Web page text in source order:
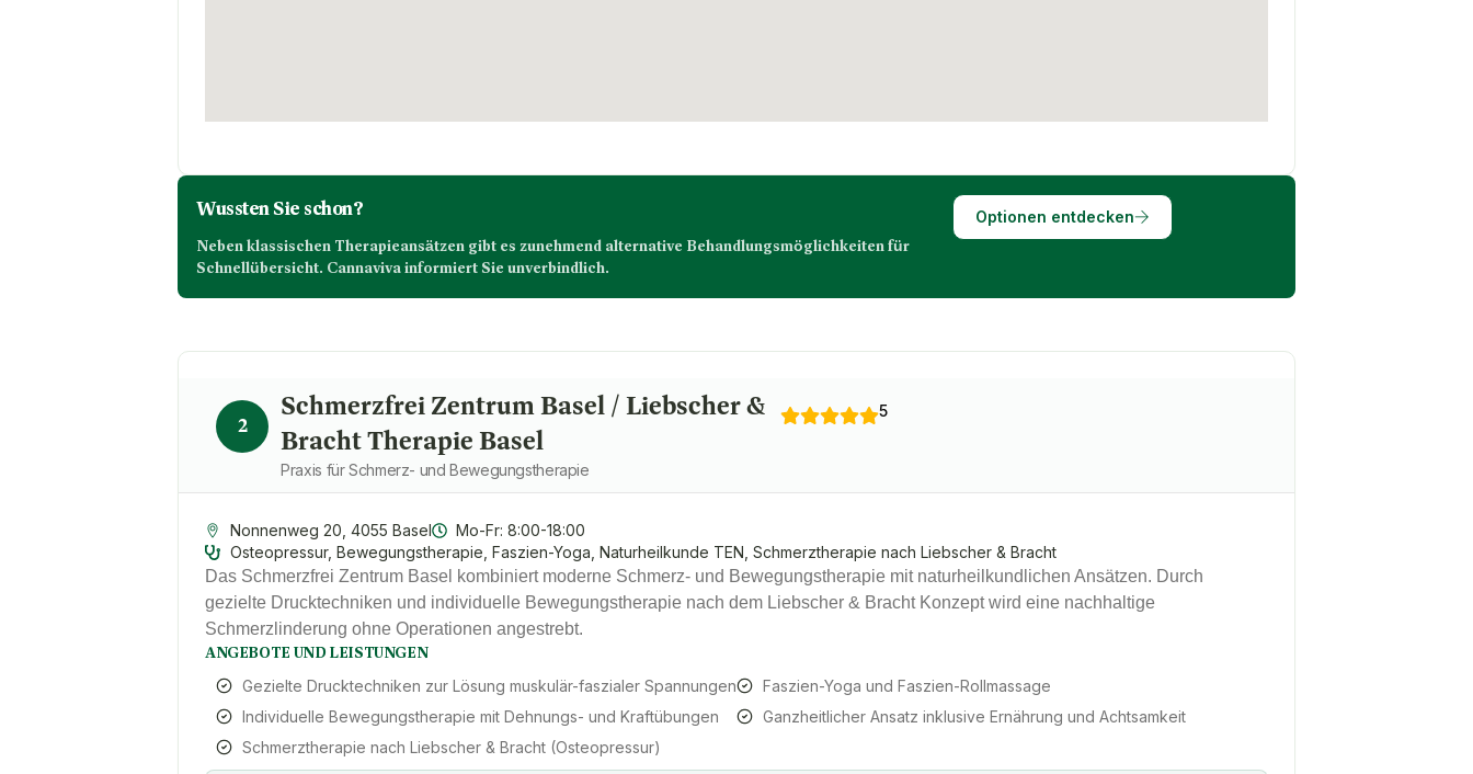
Wussten Sie schon?
Neben klassischen Therapieansätzen gibt es zunehmend alternative Behandlungsmöglichkeiten für
Schnellübersicht. Cannaviva informiert Sie unverbindlich.
Optionen entdecken
2
Schmerzfrei Zentrum Basel / Liebscher &
Bracht Therapie Basel
Praxis für Schmerz- und Bewegungstherapie
5
Nonnenweg 20, 4055 Basel
Mo-Fr: 8:00-18:00
Osteopressur, Bewegungstherapie, Faszien-Yoga, Naturheilkunde TEN, Schmerztherapie nach Liebscher & Bracht
Das Schmerzfrei Zentrum Basel kombiniert moderne Schmerz- und Bewegungstherapie mit naturheilkundlichen Ansätzen. Durch
gezielte Drucktechniken und individuelle Bewegungstherapie nach dem Liebscher & Bracht Konzept wird eine nachhaltige
Schmerzlinderung ohne Operationen angestrebt.
ANGEBOTE UND LEISTUNGEN
Gezielte Drucktechniken zur Lösung muskulär-faszialer Spannungen
Individuelle Bewegungstherapie mit Dehnungs- und Kraftübungen
Schmerztherapie nach Liebscher & Bracht (Osteopressur)
Faszien-Yoga und Faszien-Rollmassage
Ganzheitlicher Ansatz inklusive Ernährung und Achtsamkeit